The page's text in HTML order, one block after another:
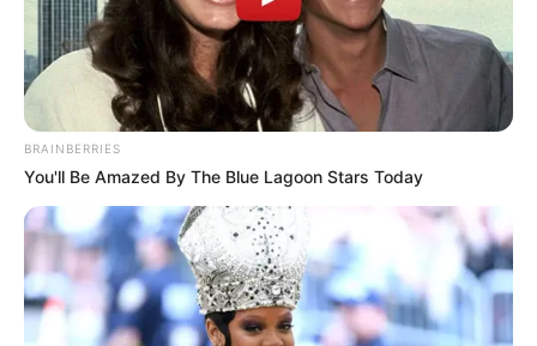
ada perang.
Kan tni-al sedang mengejar kebutuhan armada.
Bukan keinginan.
Daedalus
Ini gmn sih!? Kok malah jdi gado2 gini? 2 kcr
bakal dipasang ini kanon smentara yg satu lgi
dipasang kanon dri bofors??? h-hah j-jdi bingung
BRAINBERRIES
You'll Be Amazed By The Blue Lagoon Stars Today